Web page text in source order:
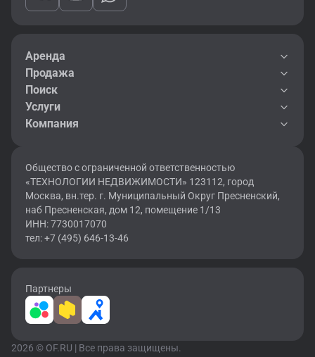
Аренда
Продажа
Поиск
Услуги
Компания
Общество с ограниченной ответственностью
«ТЕХНОЛОГИИ НЕДВИЖИМОСТИ» 123112, город
Москва, вн.тер. г. Муниципальный Округ Пресненский,
наб Пресненская, дом 12, помещение 1/13
ИНН: 7730017070
тел: +7 (495) 646-13-46
Партнеры
2026 © OF.RU | Все права защищены.